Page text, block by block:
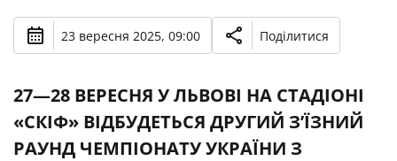
23 вересня 2025, 09:00 Поділитися
27—28 ВЕРЕСНЯ У ЛЬВОВІ НА СТАДІОНІ
«СКІФ» ВІДБУДЕТЬСЯ ДРУГИЙ З’ЇЗНИЙ
РАУНД ЧЕМПІОНАТУ УКРАЇНИ З